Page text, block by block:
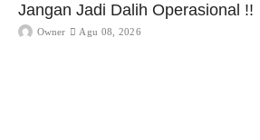
Jangan Jadi Dalih Operasional !!
Owner Agu 08, 2026